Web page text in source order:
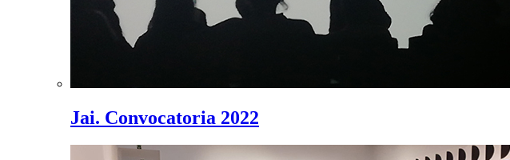
Jai. Convocatoria 2022